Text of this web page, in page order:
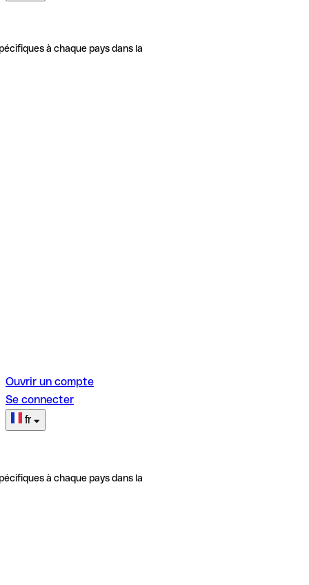
à chaque pays dans la
Ouvrir un compte
Se connecter
fr
à chaque pays dans la